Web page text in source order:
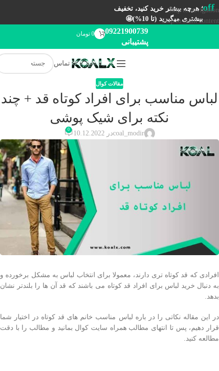
Skip to navigation
Skip to main content
off؛ هرچه بیشتر خرید کنید، تخفیف
بیشتری میگیرید (تا 10%)🤩
09221900739
پشتیبانی
0 تومان
تماس
مقالات کوال
لباس مناسب برای افراد کوتاه قد + چند
نکته برای شیک پوشی
coal_modirدر 10.12.2022 0
افرادی که قد کوتاه تری دارند، معمولا برای انتخاب لباس به مشکل برخورده و
به دنبال خرید لباس برای افراد قد کوتاه می باشند که قد آن ها را بلندتر نشان
بدهد.
در این مقاله نکاتی را در باره لباس مناسب خانم های قد کوتاه در اختیار شما
قرار دهیم، پس تا انتهای مطالب همراه سایت کوال بمانید و مطالب را با دقت
مطالعه کنید.